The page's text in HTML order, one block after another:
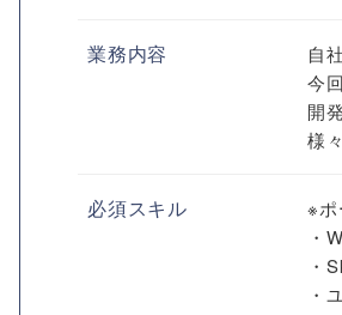
業務内容
自
今
開
様
必須スキル
※ポ
・
・
・